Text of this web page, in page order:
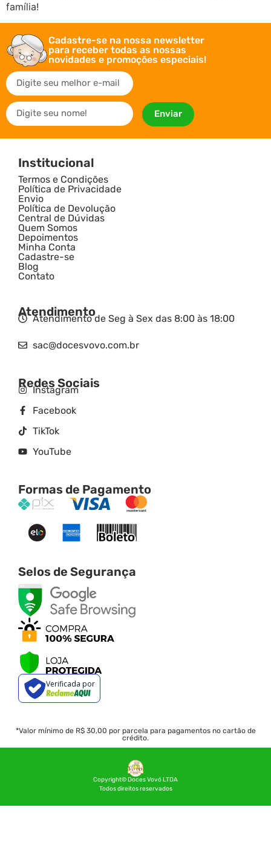
família!
Cadastre-se na nossa newsletter
para receber todas as nossas
novidades e promoções especiais!
Enviar
Institucional
Termos e Condições
Política de Privacidade
Envio
Política de Devolução
Central de Dúvidas
Quem Somos
Depoimentos
Minha Conta
Cadastre-se
Blog
Contato
Atendimento
Atendimento de Seg à Sex das 8:00 às 18:00
sac@docesvovo.com.br
Redes Sociais
Instagram
Facebook
TikTok
YouTube
Formas de Pagamento
Selos de Segurança
Verificada por
*Valor mínimo de R$ 30,00 por parcela para pagamentos no cartão de
crédito.
Copyright© Doces Vovó LTDA
Todos direitos reservados